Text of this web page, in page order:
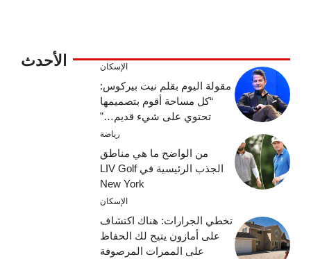
الأحدث الإسكان
مقولة اليوم بقلم نيت بيركوس:
“كل مساحة أقوم بتصميمها
تحتوي على شيء قديم…”
رياضة
من الواضح ما هي مناطق
الجذب الرئيسية في LIV Golf
New York
الإسكان
تخطي الجرارات: هناك اكتشاف
على أمازون يتيح لك الحفاظ
على الممرات المرصوفة